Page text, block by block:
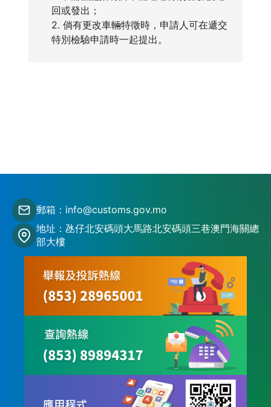
回或發出；
2. 倘有更改車輛特徵時，申請人可在遞交
特別檢驗申請時一起提出。
郵箱：info@customs.gov.mo
地址：氹仔北安碼頭大馬路北安碼頭三巷澳門海關總
部大樓